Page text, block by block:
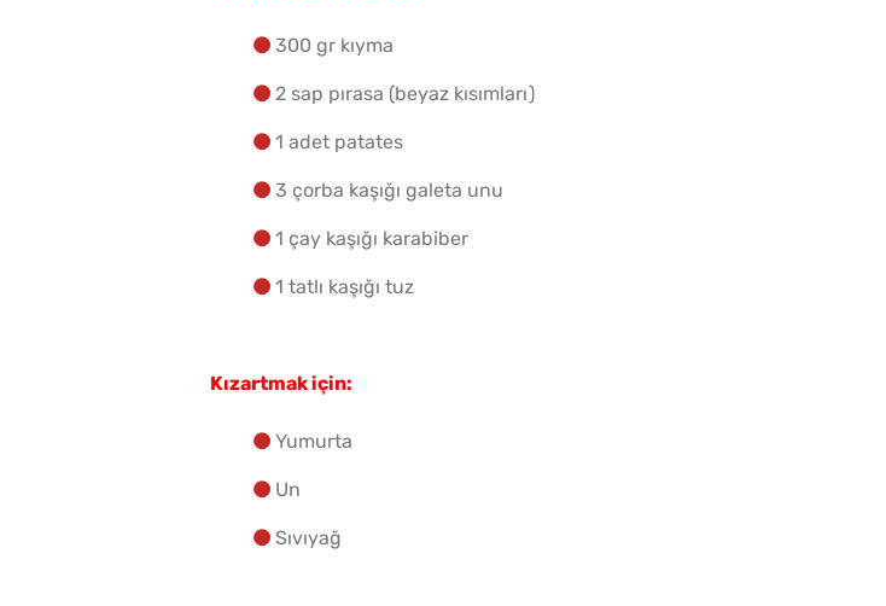
300 gr kıyma
2 sap pırasa (beyaz kısımları)
1 adet patates
3 çorba kaşığı galeta unu
1 çay kaşığı karabiber
1 tatlı kaşığı tuz
Kızartmak için:
Yumurta
Un
Sıvıyağ